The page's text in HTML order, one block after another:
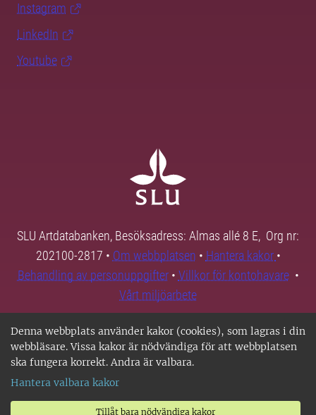
Denna webbplats använder kakor (cookies), som lagras i din
webbläsare. Vissa kakor är nödvändiga för att webbplatsen
ska fungera korrekt. Andra är valbara.
Hantera valbara kakor
Tillåt bara nödvändiga kakor
Instagram
LinkedIn
Youtube
SLU Artdatabanken, Besöksadress: Almas allé 8 E, Org nr:
202100-2817 • Om webbplatsen • Hantera kakor •
Behandling av personuppgifter• Villkor för kontohavare•
Vårt miljöarbete